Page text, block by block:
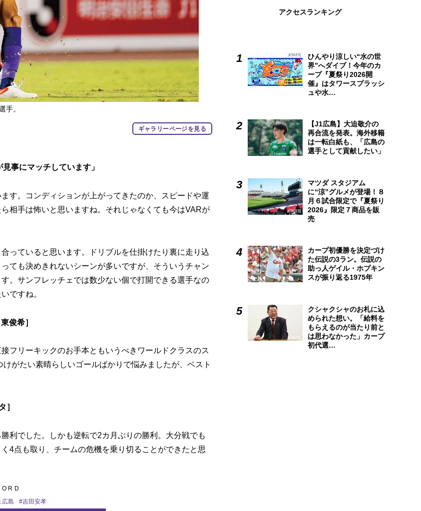
手。
ギャラリーページを見る
事にマッチしています」
す。コンディションが上がってきたのか、スピードや運
相手は怖いと思いますね。それじゃなくても今はVARが
っていると思います。ドリブルを仕掛けたり裏に走り込
ても決めきれないシーンが多いですが、そういうチャン
。サンフレッチェでは数少ない個で打開できる選手なの
ですね。
俊希］
フリーキックのお手本ともいうべきワールドクラスのス
がたい素晴らしいゴールばかりで悩みましたが、ベスト
］
利でした。しかも逆転で2カ月ぶりの勝利。大分戦でも
4点も取り、チームの危機を乗り切ることができたと思
広島 #吉田安孝
アクセスランキング
ひんやり涼しい“水の世
界”へダイブ！今年のカ
ープ『夏祭り2026開
催』はタワースプラッシ
ュや水…
【J1広島】大迫敬介の
再合流を発表。海外移籍
は一転白紙も、「広島の
選手として貢献したい」
マツダ スタジアム
に“涼”グルメが登場！８
月６試合限定で『夏祭り
2026』限定７商品を販
売
カープ初優勝を決定づけ
た伝説の3ラン。伝説の
助っ人ゲイル・ホプキン
スが振り返る1975年
クシャクシャのお札に込
められた想い。「給料を
もらえるのが当たり前と
は思わなかった」カープ
初代選…